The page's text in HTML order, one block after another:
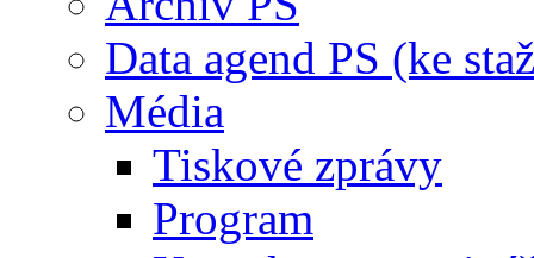
Data agend PS (ke
Média
Tiskové zprávy
Program